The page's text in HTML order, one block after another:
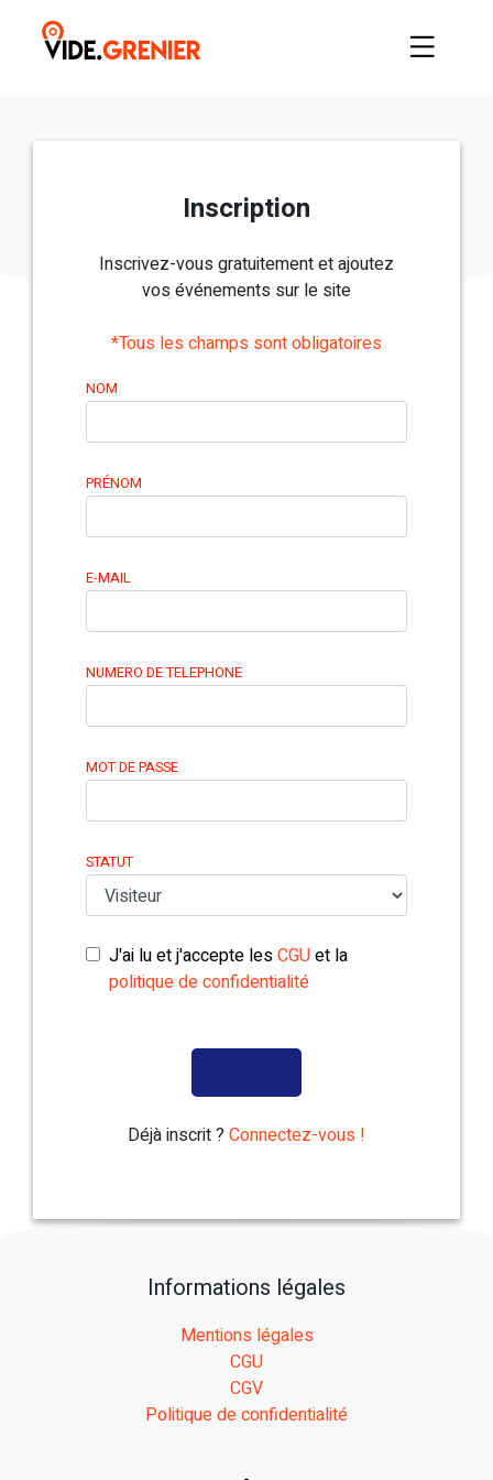
Inscription
Inscrivez-vous gratuitement et ajoutez
vos événements sur le site
*Tous les champs sont obligatoires
NOM
PRÉNOM
E-MAIL
NUMERO DE TELEPHONE
MOT DE PASSE
STATUT
J'ai lu et j'accepte lesCGUet la
politique de confidentialité
Déjà inscrit ? Connectez-vous !
Informations légales
Mentions légales
CGU
CGV
Politique de confidentialité